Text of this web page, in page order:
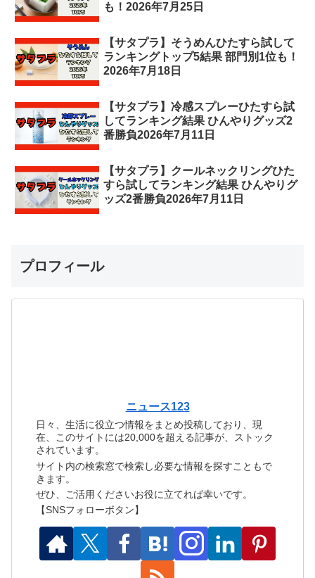
も！2026年7月25日
【サタプラ】そうめんひたすら試して
ランキングトップ5結果 部門別1位も！
2026年7月18日
【サタプラ】冷感スプレーひたすら試
してランキング結果 ひんやりグッズ2
番勝負2026年7月11日
【サタプラ】クールネックリングひた
すら試してランキング結果 ひんやりグ
ッズ2番勝負2026年7月11日
プロフィール
ニュース123
日々、生活に役立つ情報をまとめ投稿しており、現
在、このサイトには20,000を超える記事が、ストック
されています。
サイト内の検索窓で検索し必要な情報を探すこともで
きます。
ぜひ、ご活用くださいお役に立てれば幸いです。
【SNSフォローボタン】